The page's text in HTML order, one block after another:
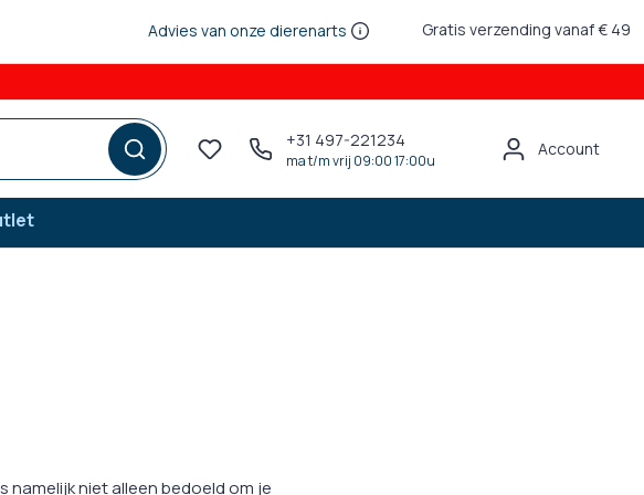
Advies van onze dierenarts Gratis verzending vanaf € 49
+31 497-221234
ma t/m vrij 09:00 17:00u
Account
namelijk niet alleen bedoeld om je